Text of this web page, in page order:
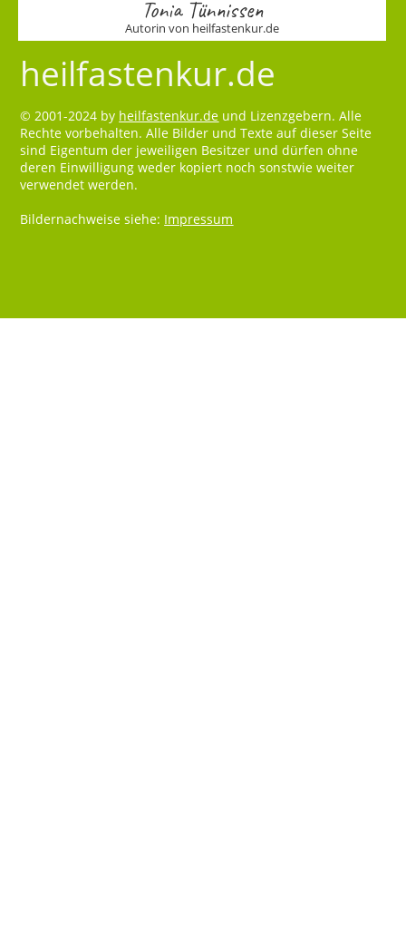
Tonia Tünnissen
Autorin von heilfastenkur.de
heilfastenkur.de
© 2001-2024 by heilfastenkur.de und Lizenzgebern. Alle
Rechte vorbehalten. Alle Bilder und Texte auf dieser Seite
sind Eigentum der jeweiligen Besitzer und dürfen ohne
deren Einwilligung weder kopiert noch sonstwie weiter
verwendet werden.
Bildernachweise siehe: Impressum